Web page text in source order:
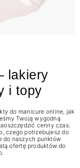
lakiery
i topy
do manicure online, jak
Twoją wygodną
cenny czas.
czego potrzebujesz do
do naszych punktów
ofertę produktów do